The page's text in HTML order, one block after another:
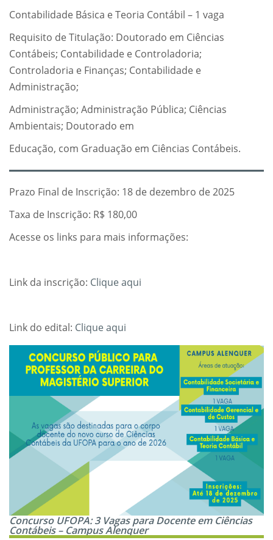
Contabilidade Básica e Teoria Contábil – 1 vaga
Requisito de Titulação: Doutorado em Ciências
Contábeis; Contabilidade e Controladoria;
Controladoria e Finanças; Contabilidade e
Administração;
Administração; Administração Pública; Ciências
Ambientais; Doutorado em
Educação, com Graduação em Ciências Contábeis.
Prazo Final de Inscrição: 18 de dezembro de 2025
Taxa de Inscrição: R$ 180,00
Acesse os links para mais informações:
Link da inscrição: Clique aqui
Link do edital: Clique aqui
Concurso UFOPA: 3 Vagas para Docente em Ciências
Contábeis – Campus Alenquer